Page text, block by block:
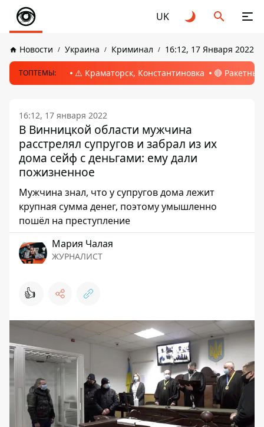
UK
Новости Украина Криминал 16:12, 17 Января 2022
ТОПТЕМЫ: ⚠️ Краматорск, Константиновка 🔴
16:12, 17 января 2022
В Винницкой области мужчина
расстрелял супругов и забрал из их
дома сейф с деньгами: ему дали
пожизненное
Мужчина знал, что у супругов дома лежит
крупная сумма денег, поэтому умышленно
пошёл на преступление
Мария Чалая
ЖУРНАЛИСТ
👍